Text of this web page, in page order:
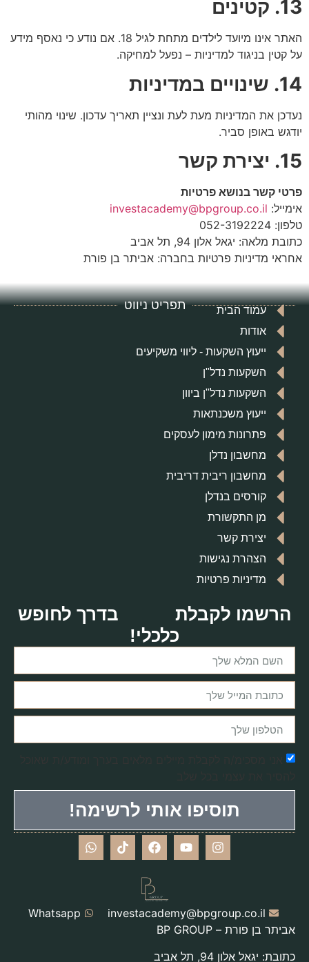
13. קטינים
האתר אינו מיועד לילדים מתחת לגיל 18. אם נודע כי נאסף מידע
על קטין בניגוד למדיניות – נפעל למחיקה.
14. שינויים במדיניות
נעדכן את המדיניות מעת לעת ונציין תאריך עדכון. שינוי מהותי
יודגש באופן סביר.
15. יצירת קשר
פרטי קשר בנושא פרטיות
אימייל: investacademy@bpgroup.co.il
טלפון: 052-3192224
כתובת מלאה: יגאל אלון 94, תל אביב
אחראי מדיניות פרטיות בחברה: אביתר בן פורת
תפריט ניווט
עמוד הבית
אודות
ייעוץ השקעות - ליווי משקיעים
השקעות נדל"ן
השקעות נדל"ן ביוון
ייעוץ משכנתאות
פתרונות מימון לעסקים
מחשבון נדלן
מחשבון ריבית דריבית
קורסים בנדלן
מן התקשורת
יצירת קשר
הצהרת נגישות
מדיניות פרטיות
הרשמו לקבלת
בדרך לחופש
כלכלי!
תוסיפו אותי לרשימה!
investacademy@bpgroup.co.il
Whatsapp
אביתר בן פורת – BP GROUP
כתובת: יגאל אלון 94, תל אביב